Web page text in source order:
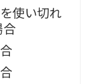
使い切れ
合